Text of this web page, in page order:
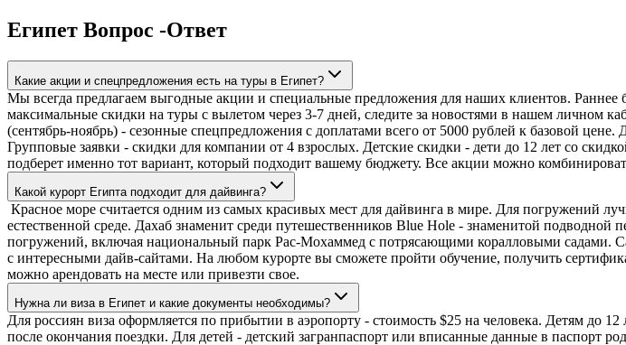
Египет Вопрос -Ответ
Какие акции и спецпредложения есть на туры в Египет?
Мы всегда предлагаем выгодные акции и специальные предложения для наших клиентов.
максимальные скидки на туры с вылетом через 3-7 дней, следите за новостями в нашем личном
(сентябрь-ноябрь) - сезонные спецпредложения с доплатами всего от 5000 рублей к базовой
Групповые заявки - скидки для компании от 4 взрослых. Детские скидки - дети до 12 лет со
подберет именно тот вариант, который подходит вашему бюджету. Все акции можно
Какой курорт Египта подходит для дайвинга?
Красное море считается одним из самых красивых мест для дайвинга в мире. Для погружений
естественной среде. Дахаб знаменит среди путешественников Blue Hole - знаменитой
погружений, включая национальный парк Рас-Мохаммед с потрясающими коралловыми садами.
с интересными дайв-сайтами. На любом курорте вы сможете пройти обучение, получить
можно арендовать на месте или привезти свое.
Нужна ли виза в Египет и какие документы необходимы?
Для россиян виза оформляется по прибытии в аэропорту - стоимость $25 на человека. Детям до
после окончания поездки. Для детей - детский загранпаспорт или вписанные данные в паспорт